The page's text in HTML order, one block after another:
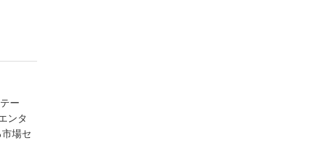
ー
ンタ
場セ